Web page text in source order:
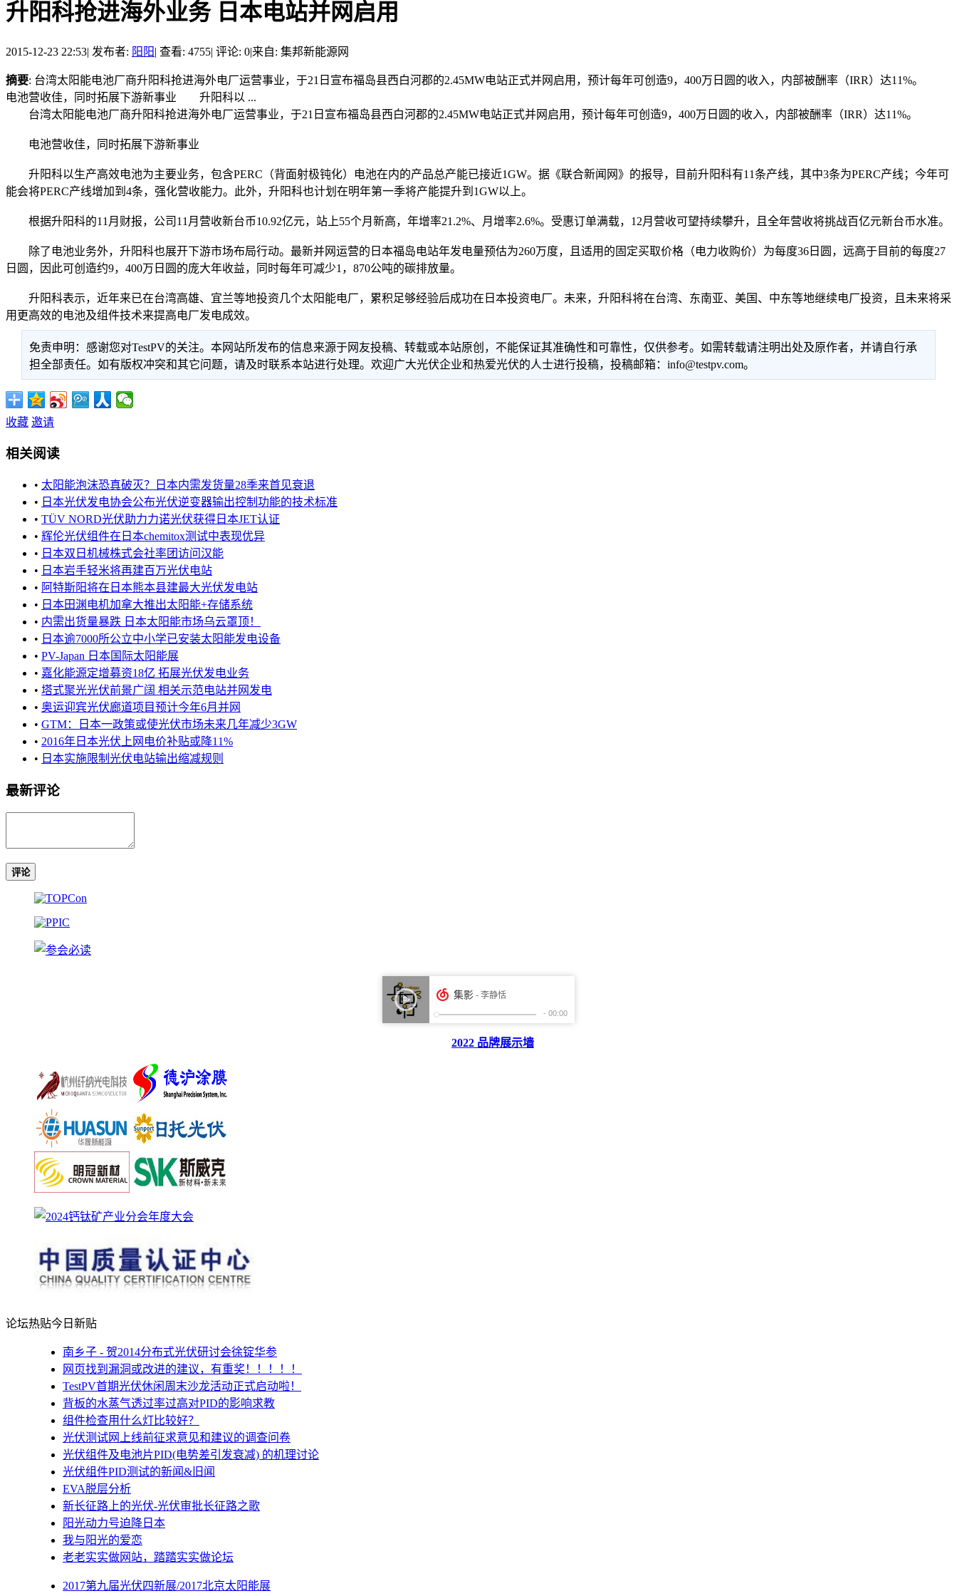
升阳科抢进海外业务 日本电站并网启用
2015-12-23 22:53| 发布者: 阳阳| 查看: 4755| 评论: 0|来自: 集邦新能源网
摘要: 台湾太阳能电池厂商升阳科抢进海外电厂运营事业，于21日宣布福岛县西白河郡的2.45MW电站正式并网启用，预计每年可创造9，400万日圆的收入，内部被酬率（IRR）达11%。
电池营收佳，同时拓展下游新事业 升阳科以 ...
台湾太阳能电池厂商升阳科抢进海外电厂运营事业，于21日宣布福岛县西白河郡的2.45MW电站正式并网启用，预计每年可创造9，400万日圆的收入，内部被酬率（IRR）达11%。
电池营收佳，同时拓展下游新事业
升阳科以生产高效电池为主要业务，包含PERC（背面射极钝化）电池在内的产品总产能已接近1GW。据《联合新闻网》的报导，目前升阳科有11条产线，其中3条为PERC产线；今年可
能会将PERC产线增加到4条，强化营收能力。此外，升阳科也计划在明年第一季将产能提升到1GW以上。
根据升阳科的11月财报，公司11月营收新台币10.92亿元，站上55个月新高，年增率21.2%、月增率2.6%。受惠订单满载，12月营收可望持续攀升，且全年营收将挑战百亿元新台币水准。
除了电池业务外，升阳科也展开下游市场布局行动。最新并网运营的日本福岛电站年发电量预估为260万度，且适用的固定买取价格（电力收购价）为每度36日圆，远高于目前的每度27
日圆，因此可创造约9，400万日圆的庞大年收益，同时每年可减少1，870公吨的碳排放量。
升阳科表示，近年来已在台湾高雄、宜兰等地投资几个太阳能电厂，累积足够经验后成功在日本投资电厂。未来，升阳科将在台湾、东南亚、美国、中东等地继续电厂投资，且未来将采
用更高效的电池及组件技术来提高电厂发电成效。
免责申明：感谢您对TestPV的关注。本网站所发布的信息来源于网友投稿、转载或本站原创，不能保证其准确性和可靠性，仅供参考。如需转载请注明出处及原作者，并请自行承
担全部责任。如有版权冲突和其它问题，请及时联系本站进行处理。欢迎广大光伏企业和热爱光伏的人士进行投稿，投稿邮箱：info@testpv.com。
收藏 邀请
相关阅读
• 太阳能泡沫恐真破灭？日本内需发货量28季来首见衰退
• 日本光伏发电协会公布光伏逆变器输出控制功能的技术标准
• TÜV NORD光伏助力力诺光伏获得日本JET认证
• 辉伦光伏组件在日本chemitox测试中表现优异
• 日本双日机械株式会社率团访问汉能
• 日本岩手轻米将再建百万光伏电站
• 阿特斯阳将在日本熊本县建最大光伏发电站
• 日本田渊电机加拿大推出太阳能+存储系统
• 内需出货量暴跌 日本太阳能市场乌云罩顶！
• 日本逾7000所公立中小学已安装太阳能发电设备
• PV-Japan 日本国际太阳能展
• 嘉化能源定增募资18亿 拓展光伏发电业务
• 塔式聚光光伏前景广阔 相关示范电站并网发电
• 奥运迎宾光伏廊道项目预计今年6月并网
• GTM：日本一政策或使光伏市场未来几年减少3GW
• 2016年日本光伏上网电价补贴或降11%
• 日本实施限制光伏电站输出缩减规则
最新评论
评论
2022 品牌展示墙
论坛热贴今日新贴
南乡子 - 贺2014分布式光伏研讨会徐锭华参
网页找到漏洞或改进的建议，有重奖！！！！！
TestPV首期光伏休闲周末沙龙活动正式启动啦！
背板的水蒸气透过率过高对PID的影响求教
组件检查用什么灯比较好？
光伏测试网上线前征求意见和建议的调查问卷
光伏组件及电池片PID(电势差引发衰减) 的机理讨论
光伏组件PID测试的新闻&旧闻
EVA脱层分析
新长征路上的光伏-光伏审批长征路之歌
阳光动力号迫降日本
我与阳光的爱恋
老老实实做网站，踏踏实实做论坛
2017第九届光伏四新展/2017北京太阳能展